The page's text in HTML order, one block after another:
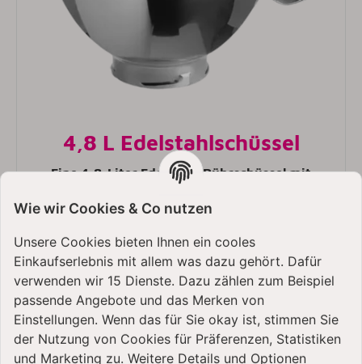
4,8 L Edelstahlschüssel
Eine 4,8-Liter Edelstahl-Rührschüssel mit
Wie wir Cookies & Co nutzen
Unsere Cookies bieten Ihnen ein cooles
Einkaufserlebnis mit allem was dazu gehört. Dafür
verwenden wir 15 Dienste. Dazu zählen zum Beispiel
passende Angebote und das Merken von
Einstellungen. Wenn das für Sie okay ist, stimmen Sie
der Nutzung von Cookies für Präferenzen, Statistiken
und Marketing zu. Weitere Details und Optionen